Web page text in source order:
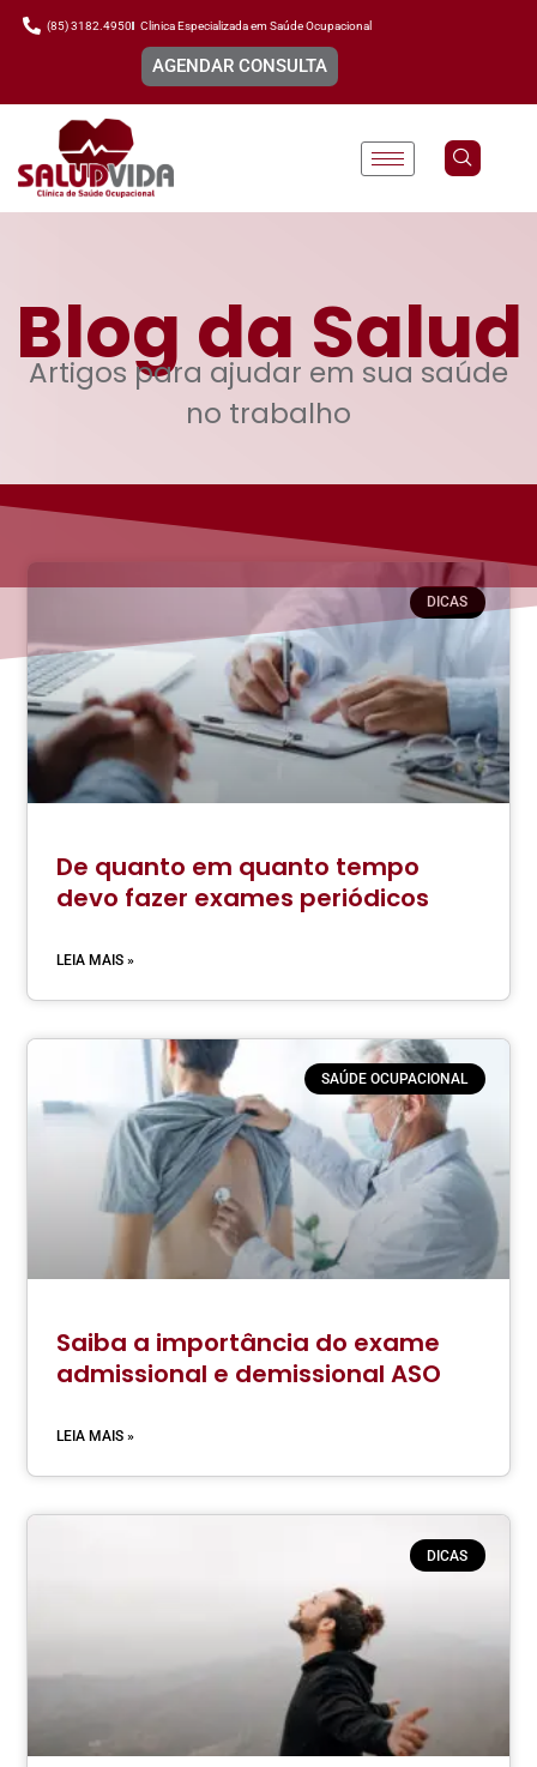
(85) 3182.4950 Clinica Especializada em Saúde Ocupacional
AGENDAR CONSULTA
Blog da Salud
Artigos para ajudar em sua saúde
no trabalho
DICAS
De quanto em quanto tempo
devo fazer exames periódicos
LEIA MAIS »
SAÚDE OCUPACIONAL
Saiba a importância do exame
admissional e demissional ASO
LEIA MAIS »
DICAS